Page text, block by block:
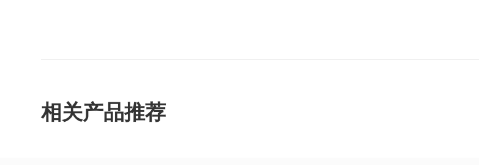
相关产品推荐